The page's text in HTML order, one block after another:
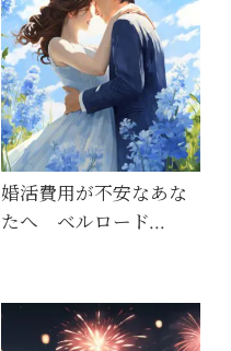
婚活費用が不安なあな
たへ ベルロード…